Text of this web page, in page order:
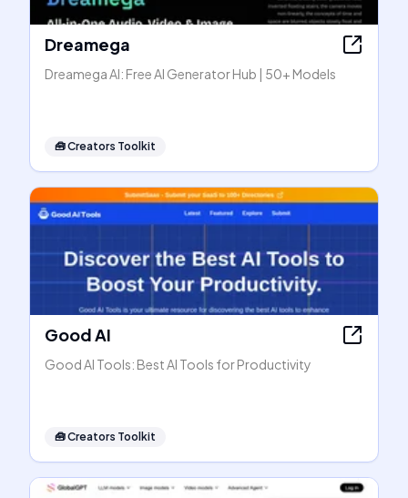
Dreamega
Dreamega AI: Free AI Generator Hub | 50+ Models
🧰Creators Toolkit
Good AI
Good AI Tools: Best AI Tools for Productivity
🧰Creators Toolkit